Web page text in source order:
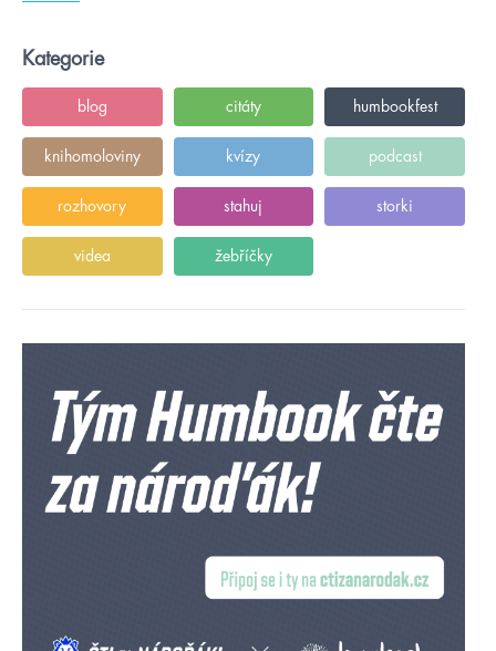
Kategorie
blog citáty humbookfest
knihomoloviny kvízy podcast
rozhovory stahuj storki
videa žebříčky